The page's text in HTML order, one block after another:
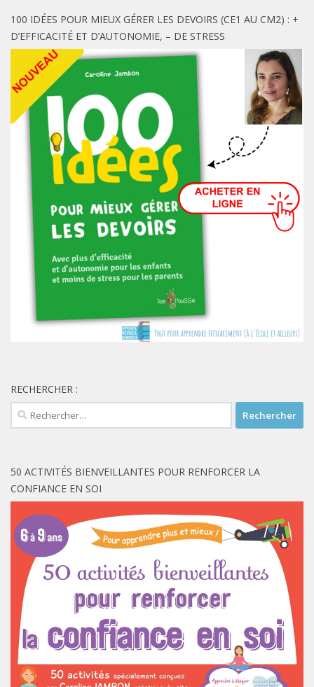
100 IDÉES POUR MIEUX GÉRER LES DEVOIRS (CE1 AU CM2) : +
D’EFFICACITÉ ET D’AUTONOMIE, – DE STRESS
RECHERCHER :
Rechercher :
50 ACTIVITÉS BIENVEILLANTES POUR RENFORCER LA
CONFIANCE EN SOI